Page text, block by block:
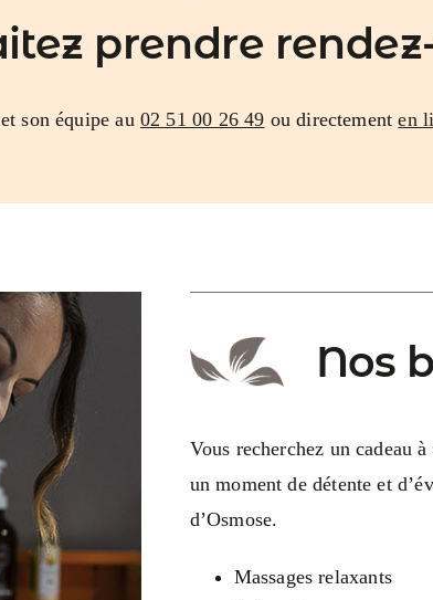
prendre
son équipe au 02 51 00 26 49 ou directementen
Nos
Vous recherchez un cadeau
un moment de détente et
d’Osmose.
Massages relaxants